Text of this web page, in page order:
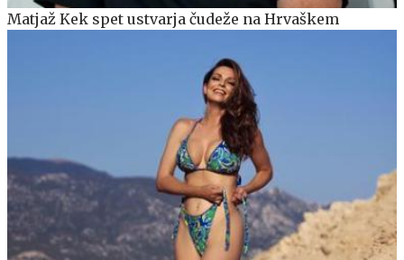
Matjaž Kek spet ustvarja čudeže na Hrvaškem